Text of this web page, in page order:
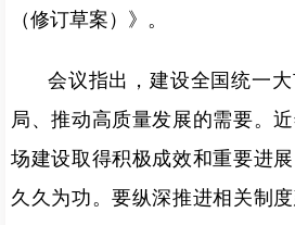
（修订草案）》。
会议指出，建设全国统一
局、推动高质量发展的需要。
场建设取得积极成效和重要进展
久久为功。要纵深推进相关制